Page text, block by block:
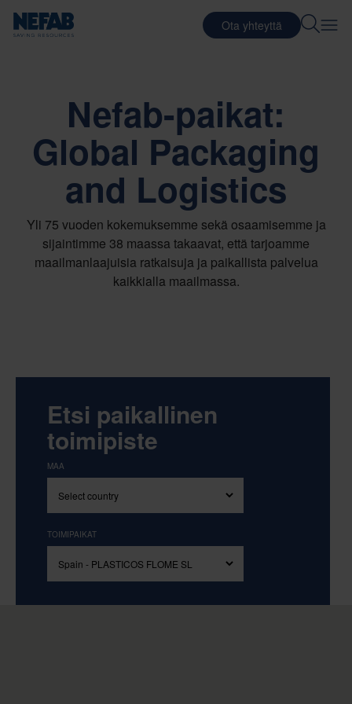
Ota yhteyttä
Nefab-paikat:
Global Packaging
and Logistics
Yli 75 vuoden kokemuksemme sekä osaamisemme ja
sijaintimme 38 maassa takaavat, että tarjoamme
maailmanlaajuisia ratkaisuja ja paikallista palvelua
kaikkialla maailmassa.
Etsi paikallinen
toimipiste
MAA
TOIMIPAIKAT